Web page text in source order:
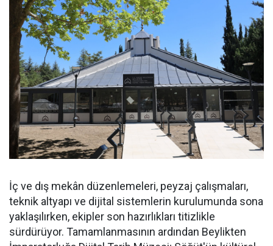
İç ve dış mekân düzenlemeleri, peyzaj çalışmaları,
teknik altyapı ve dijital sistemlerin kurulumunda sona
yaklaşılırken, ekipler son hazırlıkları titizlikle
sürdürüyor. Tamamlanmasının ardından Beylikten